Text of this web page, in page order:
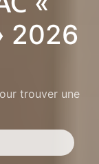
2026
trouver une